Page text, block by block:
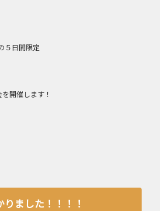
５日間限定
開催します！
りました！！！！